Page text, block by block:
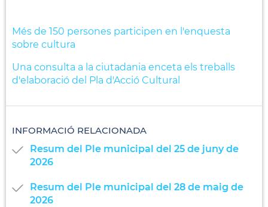
Més de 150 persones participen en l'enquesta
sobre cultura
Una consulta a la ciutadania enceta els treballs
d'elaboració del Pla d'Acció Cultural
INFORMACIÓ RELACIONADA
Resum del Ple municipal del 25 de juny de
2026
Resum del Ple municipal del 28 de maig de
2026